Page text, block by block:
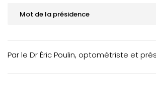
Mot de la présidence
ACTUALITÉS
Par le Dr Éric Poulin, optométriste et